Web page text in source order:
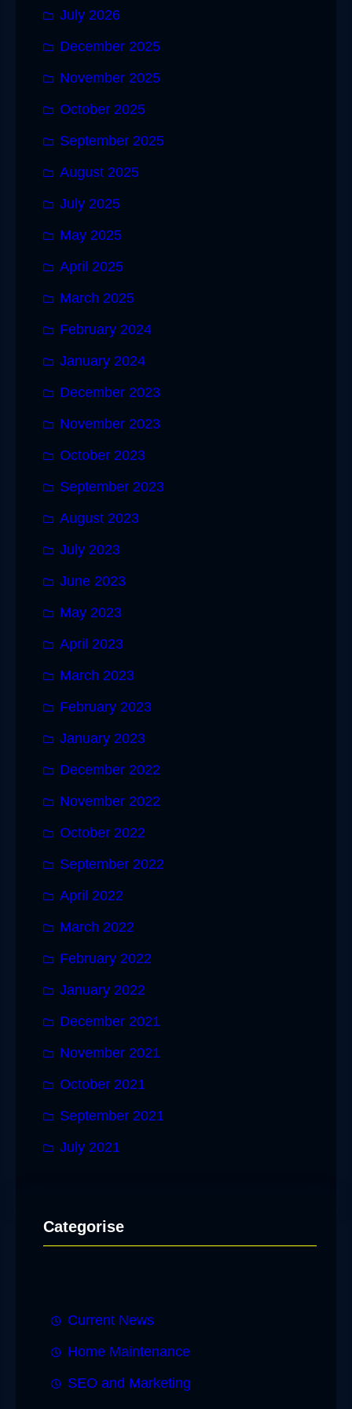
July 2026
December 2025
November 2025
October 2025
September 2025
August 2025
July 2025
May 2025
April 2025
March 2025
February 2024
January 2024
December 2023
November 2023
October 2023
September 2023
August 2023
July 2023
June 2023
May 2023
April 2023
March 2023
February 2023
January 2023
December 2022
November 2022
October 2022
September 2022
April 2022
March 2022
February 2022
January 2022
December 2021
November 2021
October 2021
September 2021
July 2021
Categorise
Current News
Home Maintenance
SEO and Marketing